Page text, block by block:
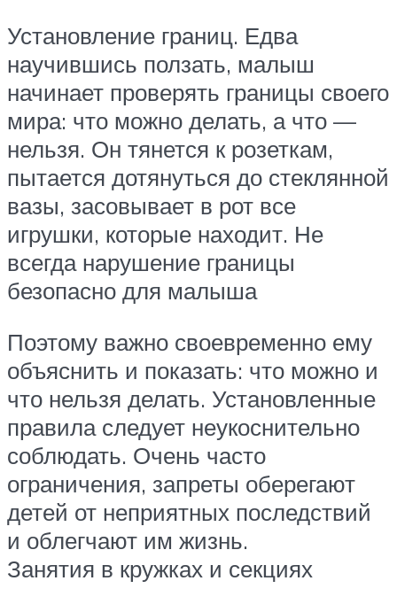
Установление границ. Едва
научившись ползать, малыш
начинает проверять границы своего
мира: что можно делать, а что —
нельзя. Он тянется к розеткам,
пытается дотянуться до стеклянной
вазы, засовывает в рот все
игрушки, которые находит. Не
всегда нарушение границы
безопасно для малыша
Поэтому важно своевременно ему
объяснить и показать: что можно и
что нельзя делать. Установленные
правила следует неукоснительно
соблюдать. Очень часто
ограничения, запреты оберегают
детей от неприятных последствий
и облегчают им жизнь.
Занятия в кружках и секциях